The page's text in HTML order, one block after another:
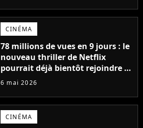
CINÉMA
78 millions de vues en 9 jours : le
nouveau thriller de Netflix
pourrait déjà bientôt rejoindre le
top 10 des films les plus vus de
6 mai 2026
CINÉMA